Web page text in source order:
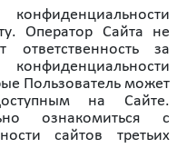
Оператор Сайта не
за
Пользователь может
на Сайте.
ознакомиться с
сайтов третьих